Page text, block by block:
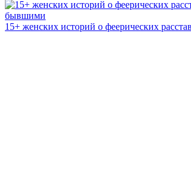
15+ женских историй о феерических